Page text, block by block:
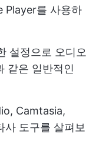
Player를 사용하
설정으로 오디오
같은 일반적인
Camtasia,
도구를 살펴보